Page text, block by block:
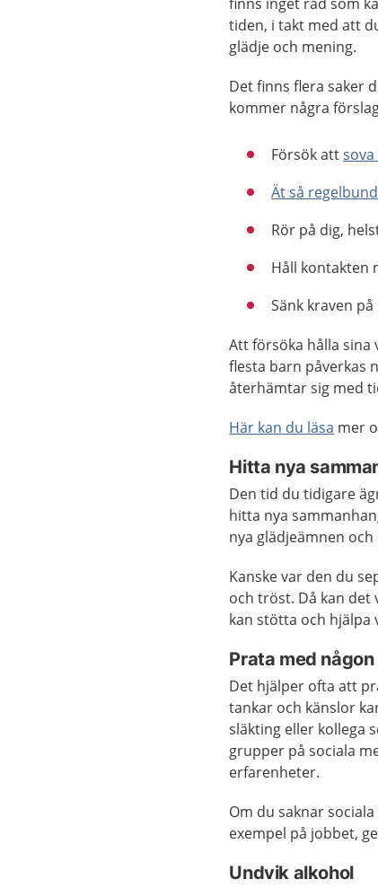
tiden, i takt med att
glädje och mening.
Det finns flera saker
kommer några
Försök att
Ät så
Rör på dig,
Håll kontakten
Sänk kraven
Att försöka hålla
flesta barn påverkas
återhämtar sig med
Här kan du läsa mer
Hitta nya
Den tid du tidigare
hitta nya
nya glädjeämnen
Kanske var den du
och tröst. Då kan
kan stötta och hjälpa
Prata med någon
Det hjälper ofta att
tankar och känslor
släkting eller kollega
grupper på sociala
erfarenheter.
Om du saknar
exempel på jobbet,
Undvik alkohol